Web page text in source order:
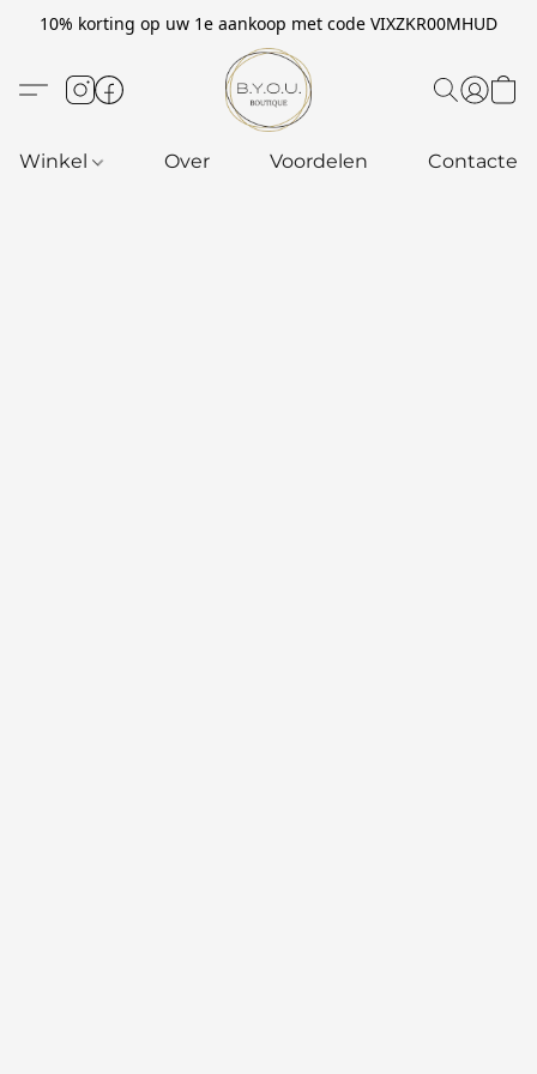
10% korting op uw 1e aankoop met code VIXZKR00MHUD
Winkel Over Voordelen